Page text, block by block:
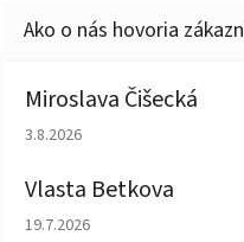
Miroslava Čišecká
Hodnotenie obchodu je 1 z
3.8.2026
Vlasta Betkova
Hodnotenie obchodu je 5 z
19.7.2026